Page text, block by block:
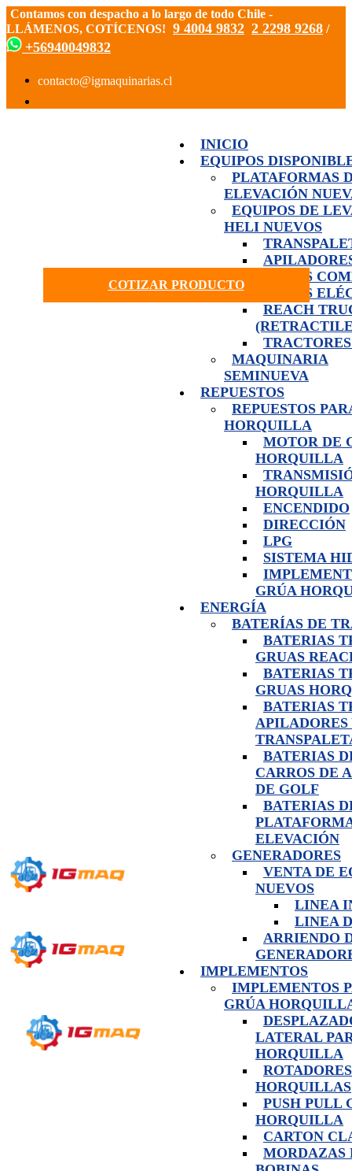
Contamos con despacho a lo largo de todo Chile -
LLÁMENOS, COTÍCENOS! 9 4004 9832 2 2298 9268 /
+56940049832
INICIO
EQUIPOS
PLATAFORMAS
ELEVACIÓN
EQUIPOS DE
HELI NUEVOS
GRÚAS
GRÚAS
REACH
MAQUINARIA
SEMINUEVA
REPUESTOS
REPUESTOS
HORQUILLA
MOTOR DE
HORQUILLA
HORQUILLA
ENCENDIDO
DIRECCIÓN
LPG
SISTEMA
GRÚA
ENERGÍA
BATERÍAS DE
BATERIAS
GRUAS
BATERIAS
GRUAS
BATERIAS
APILADORES
BATERIAS
CARROS DE
DE GOLF
BATERIAS
ELEVACIÓN
GENERADORES
VENTA DE
NUEVOS
LINEA
LINEA
ARRIENDO
IMPLEMENTOS
IMPLEMENTOS
GRÚA
LATERAL
HORQUILLA
HORQUILLAS
PUSH PULL
HORQUILLA
CARTON
MORDAZAS
COTIZAR PRODUCTO